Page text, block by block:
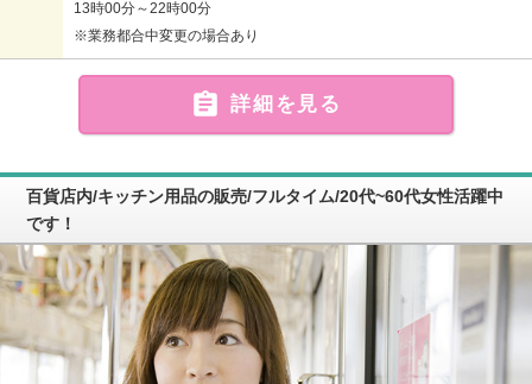
13時00分～22時00分
※業務都合中変更の場合あり
 詳細を見る
百貨店内/キッチン用品の販売/フルタイム/20代~60代女性活躍中
です！